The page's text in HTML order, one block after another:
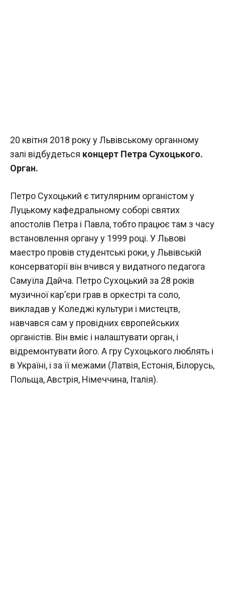
20 квітня 2018 року у Львівському органному
залі відбудеться концерт Петра Сухоцького.
Орган.
Петро Сухоцький є титулярним органістом у
Луцькому кафедральному соборі святих
апостолів Петра і Павла, тобто працює там з часу
встановлення органу у 1999 році. У Львові
маестро провів студентські роки, у Львівській
консерваторії він вчився у видатного педагога
Самуїла Дайча. Петро Сухоцький за 28 років
музичної кар’єри грав в оркестрі та соло,
викладав у Коледжі культури і мистецтв,
навчався сам у провідних європейських
органістів. Він вміє і налаштувати орган, і
відремонтувати його. А гру Сухоцького люблять і
в Україні, і за її межами (Латвія, Естонія, Білорусь,
Польща, Австрія, Німеччина, Італія).